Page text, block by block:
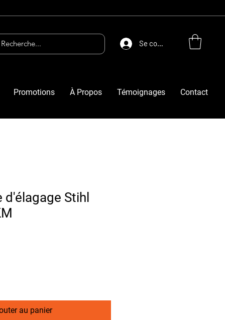
Se connecter
Promotions À Propos Témoignages Contact
Stihl
au panier